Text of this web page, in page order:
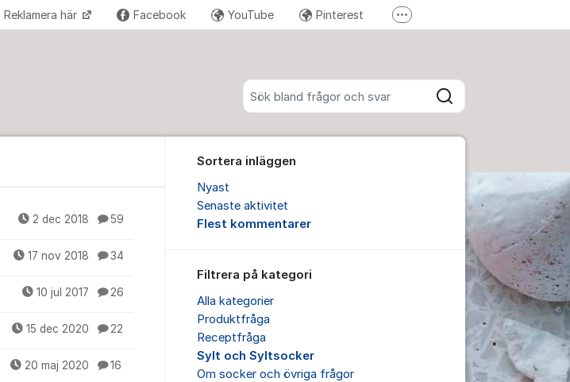
Sök bland alla inlägg
Sök
Reklamera här Facebook YouTube Pinterest Fler supportlänkar
2 dec 2018 59
17 nov 2018 34
10 jul 2017 26
15 dec 2020 22
20 maj 2020 16
Sortera inläggen
Nyast
Senaste aktivitet
Flest kommentarer
Filtrera på kategori
Alla kategorier
Produktfråga
Receptfråga
Sylt och Syltsocker
Om socker och övriga frågor